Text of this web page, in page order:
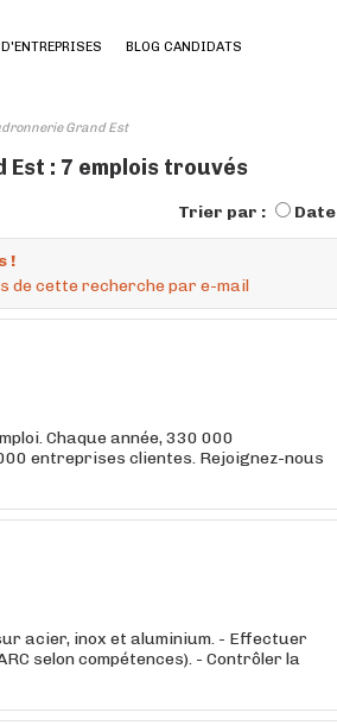
BLOG CANDIDATS
Grand Est
: 7 emplois trouvés
Trier par : Date
!
de cette recherche par e-mail
Chaque année, 330 000
entreprises clientes. Rejoignez-nous
acier, inox et aluminium. - Effectuer
selon compétences). - Contrôler la